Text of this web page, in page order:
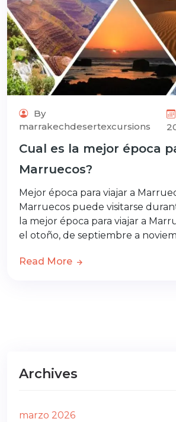
By
marrakechdesertexcursions
Cual es la mejor época
Marruecos?
Mejor época para viajar a
Marruecos puede visitarse
la mejor época para viajar a
el otoño, de septiembre a
Read More
Archives
marzo 2026